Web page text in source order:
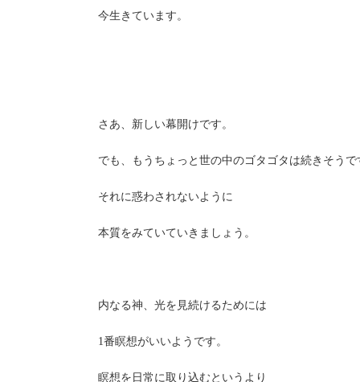
今生きています。
さあ、新しい幕開けです。
でも、もうちょっと世の中のゴタゴタは続きそう
それに惑わされないように
本質をみていていきましょう。
内なる神、光を見続けるためには
1番瞑想がいいようです。
瞑想を日常に取り込むというより